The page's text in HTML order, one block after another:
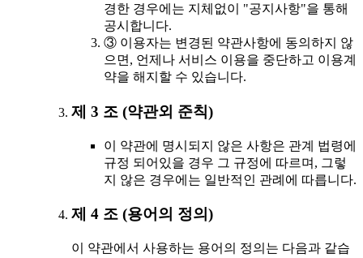
경한 경우에는 지체없이 "공지사항"을 통해
공시합니다.
③ 이용자는 변경된 약관사항에 동의하지 않
으면, 언제나 서비스 이용을 중단하고 이용계
약을 해지할 수 있습니다.
제 3 조 (약관외 준칙)
이 약관에 명시되지 않은 사항은 관계 법령에
규정 되어있을 경우 그 규정에 따르며, 그렇
지 않은 경우에는 일반적인 관례에 따릅니다.
제 4 조 (용어의 정의)
이 약관에서 사용하는 용어의 정의는 다음과 같습